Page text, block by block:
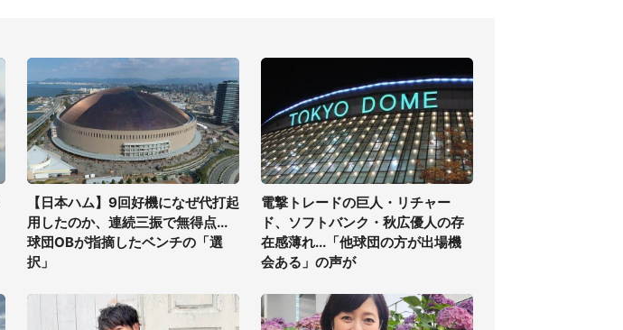
【日本ハム】9回好機になぜ代打起
用したのか、連続三振で無得点...
球団OBが指摘したベンチの「選
択」
電撃トレードの巨人・リチャー
ド、ソフトバンク・秋広優人の存
在感薄れ...「他球団の方が出場機
会ある」の声が